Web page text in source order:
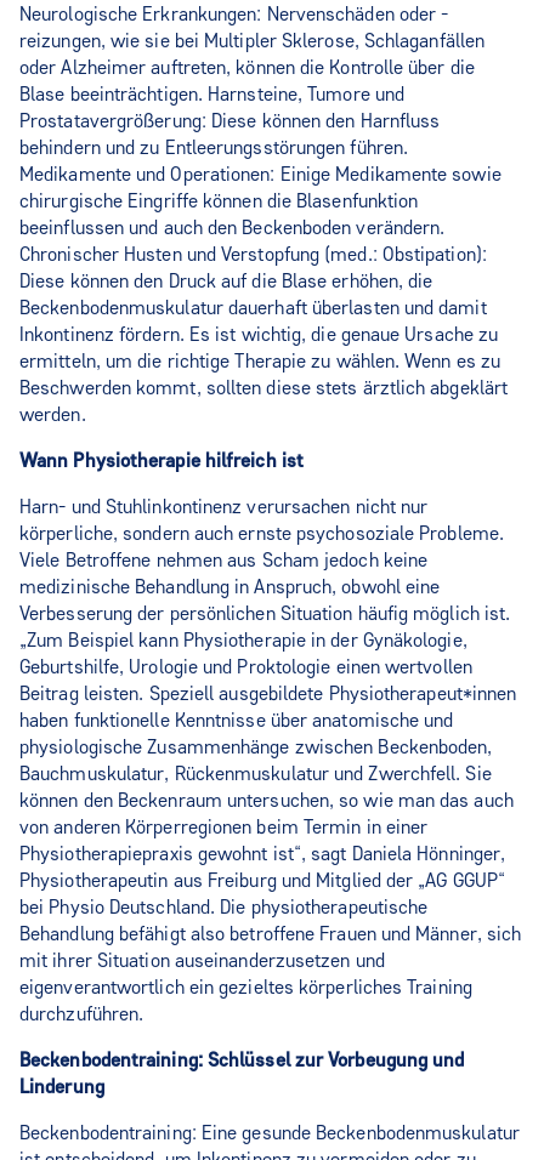
Neurologische Erkrankungen: Nervenschäden oder -
reizungen, wie sie bei Multipler Sklerose, Schlaganfällen
oder Alzheimer auftreten, können die Kontrolle über die
Blase beeinträchtigen. Harnsteine, Tumore und
Prostatavergrößerung: Diese können den Harnfluss
behindern und zu Entleerungsstörungen führen.
Medikamente und Operationen: Einige Medikamente sowie
chirurgische Eingriffe können die Blasenfunktion
beeinflussen und auch den Beckenboden verändern.
Chronischer Husten und Verstopfung (med.: Obstipation):
Diese können den Druck auf die Blase erhöhen, die
Beckenbodenmuskulatur dauerhaft überlasten und damit
Inkontinenz fördern. Es ist wichtig, die genaue Ursache zu
ermitteln, um die richtige Therapie zu wählen. Wenn es zu
Beschwerden kommt, sollten diese stets ärztlich abgeklärt
werden.
Wann Physiotherapie hilfreich ist
Harn- und Stuhlinkontinenz verursachen nicht nur
körperliche, sondern auch ernste psychosoziale Probleme.
Viele Betroffene nehmen aus Scham jedoch keine
medizinische Behandlung in Anspruch, obwohl eine
Verbesserung der persönlichen Situation häufig möglich ist.
„Zum Beispiel kann Physiotherapie in der Gynäkologie,
Geburtshilfe, Urologie und Proktologie einen wertvollen
Beitrag leisten. Speziell ausgebildete Physiotherapeut*innen
haben funktionelle Kenntnisse über anatomische und
physiologische Zusammenhänge zwischen Beckenboden,
Bauchmuskulatur, Rückenmuskulatur und Zwerchfell. Sie
können den Beckenraum untersuchen, so wie man das auch
von anderen Körperregionen beim Termin in einer
Physiotherapiepraxis gewohnt ist“, sagt Daniela Hönninger,
Physiotherapeutin aus Freiburg und Mitglied der „AG GGUP“
bei Physio Deutschland. Die physiotherapeutische
Behandlung befähigt also betroffene Frauen und Männer, sich
mit ihrer Situation auseinanderzusetzen und
eigenverantwortlich ein gezieltes körperliches Training
durchzuführen.
Beckenbodentraining: Schlüssel zur Vorbeugung und
Linderung
Beckenbodentraining: Eine gesunde Beckenbodenmuskulatur